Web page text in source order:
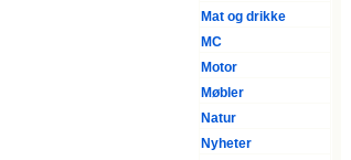
Mat og drikke
MC
Motor
Møbler
Natur
Nyheter